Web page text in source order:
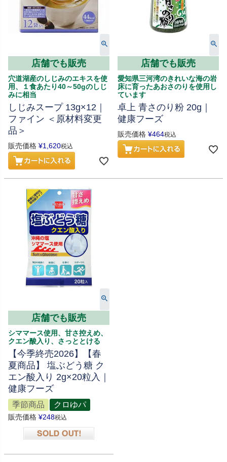
店舗でも販売
穴道湖産のしじみのエキスを使
用、１食あたり40～50gのしじ
みに相当
しじみスープ 13g×12｜
ファイン ＜原材料変更
品＞
販売価格 ¥1,620税込
店舗でも販売
愛知県三河湾のきれいな海の岩
床に育ったあおさのりを使用し
ています
卓上 青さのり粉 20g｜
健康フーズ
販売価格 ¥464税込
店舗でも販売
シママース使用、甘さ控えめ、
クエン酸入り、さっととける
【今季終売2026】【春
夏商品】 塩ぶどう糖 ク
エン酸入り 2g×20粒入｜
健康フーズ
季節商品 クロゆパ
販売価格 ¥248税込